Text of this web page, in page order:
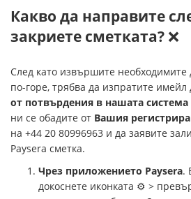
Какво да направите
закриете сметката? ❌
След като извършите необходимите
по-горе, трябва да изпратите имейл
от потвърдения в нашата
ни се обадите от Вашия
на +44 20 80996963 и да заявите
Paysera сметка.
Чрез приложението Paysera.
докоснете иконката ⚙️ >